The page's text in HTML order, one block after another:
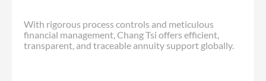
With rigorous process controls and meticulous
financial management, Chang Tsi offers efficient,
transparent, and traceable annuity support globally.